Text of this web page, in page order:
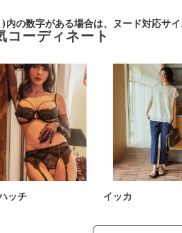
の数字がある場合は、ヌード対応サイ
コーディネート
ッチ イッカ